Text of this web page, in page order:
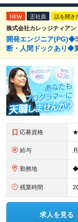
NEW 正社員 話を聞き
株式会社カレッジティアン
開発エンジニア
断・人間ドックあり◆
応募資格
給与
勤務地
残業時間
求人を見る